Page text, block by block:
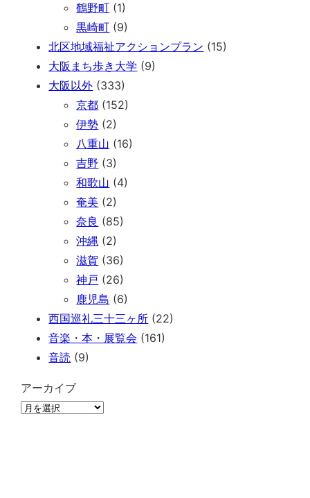
鶴野町 (1)
黒崎町 (9)
北区地域福祉アクションプラン (15)
大阪まち歩き大学 (9)
大阪以外 (333)
京都 (152)
伊勢 (2)
八重山 (16)
吉野 (3)
和歌山 (4)
奄美 (2)
奈良 (85)
沖縄 (2)
滋賀 (36)
神戸 (26)
鹿児島 (6)
西国巡礼三十三ヶ所 (22)
音楽・本・展覧会 (161)
音読 (9)
アーカイブ